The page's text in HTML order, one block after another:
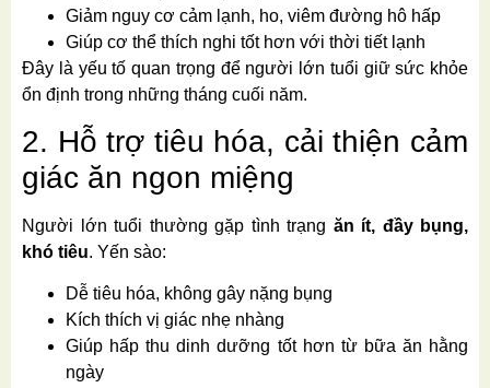
Giảm nguy cơ cảm lạnh, ho, viêm đường hô hấp
Giúp cơ thể thích nghi tốt hơn với thời tiết lạnh
Đây là yếu tố quan trọng để người lớn tuổi giữ sức khỏe
ổn định trong những tháng cuối năm.
2. Hỗ trợ tiêu hóa, cải thiện cảm
giác ăn ngon miệng
Người lớn tuổi thường gặp tình trạng ăn ít, đầy bụng,
khó tiêu. Yến sào:
Dễ tiêu hóa, không gây nặng bụng
Kích thích vị giác nhẹ nhàng
Giúp hấp thu dinh dưỡng tốt hơn từ bữa ăn hằng
ngày